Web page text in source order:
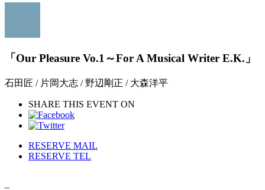
「Our Pleasure Vo.1～For A Musical Writer E.K.」
石田匠 / 片岡大志 / 野辺剛正 / 大森洋平
SHARE THIS EVENT ON
RESERVE MAIL
RESERVE TEL
–